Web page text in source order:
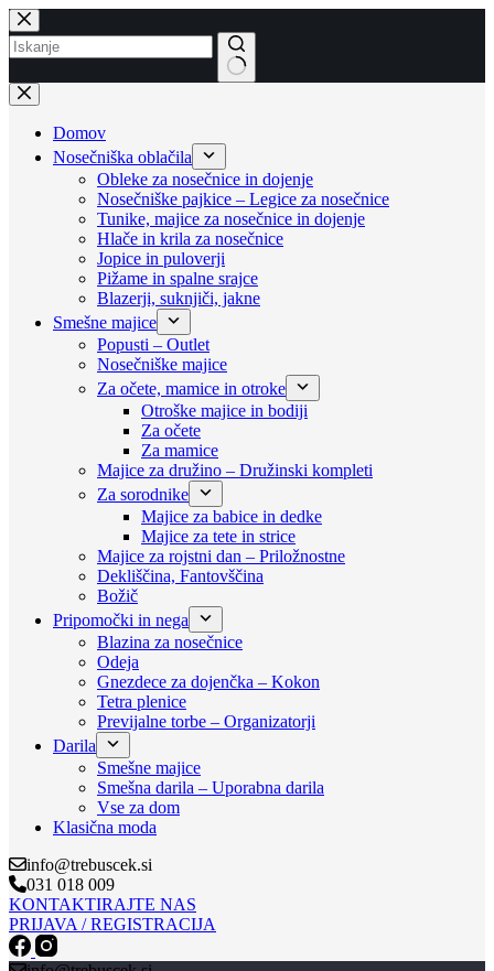
Skip
to
content
No
results
Domov
Nosečniška oblačila
Obleke za nosečnice in dojenje
Nosečniške pajkice – Legice za nosečnice
Tunike, majice za nosečnice in dojenje
Hlače in krila za nosečnice
Jopice in puloverji
Pižame in spalne srajce
Blazerji, suknjiči, jakne
Smešne majice
Popusti – Outlet
Nosečniške majice
Za očete, mamice in otroke
Otroške majice in bodiji
Za očete
Za mamice
Majice za družino – Družinski kompleti
Za sorodnike
Majice za babice in dedke
Majice za tete in strice
Majice za rojstni dan – Priložnostne
Dekliščina, Fantovščina
Božič
Pripomočki in nega
Blazina za nosečnice
Odeja
Gnezdece za dojenčka – Kokon
Tetra plenice
Previjalne torbe – Organizatorji
Darila
Smešne majice
Smešna darila – Uporabna darila
Vse za dom
Klasična moda
info@trebuscek.si
031 018 009
KONTAKTIRAJTE NAS
PRIJAVA / REGISTRACIJA